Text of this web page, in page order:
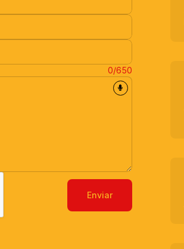
0/650
Enviar